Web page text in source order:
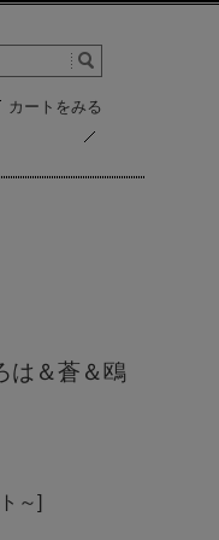
カートをみる
は＆蒼＆鴎
～]